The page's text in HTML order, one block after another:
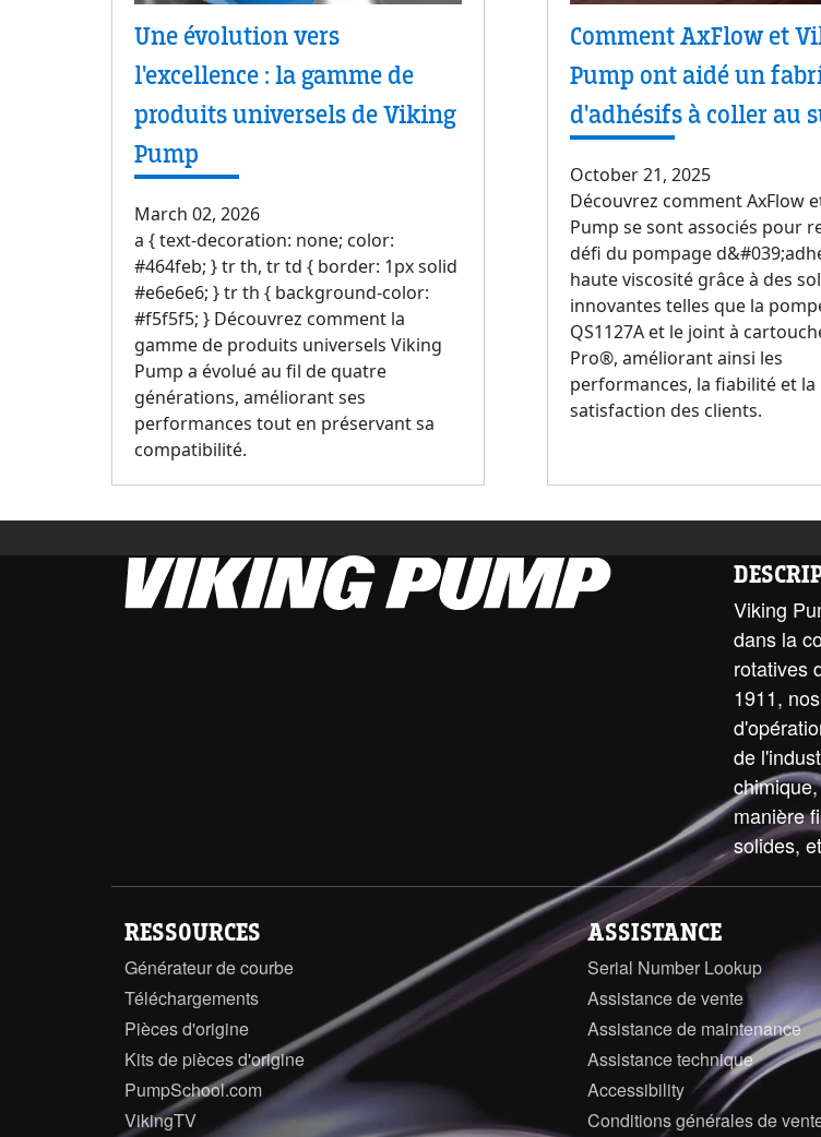
Une évolution vers
l'excellence : la gamme de
produits universels de Viking
Pump
March 02, 2026
a { text-decoration: none; color:
#464feb; } tr th, tr td { border: 1px solid
#e6e6e6; } tr th { background-color:
#f5f5f5; } Découvrez comment la
gamme de produits universels Viking
Pump a évolué au fil de quatre
générations, améliorant ses
performances tout en préservant sa
compatibilité.
Comment AxFlow et
Pump ont aidé un
d'adhésifs à coller au
October 21, 2025
Découvrez comment AxFlow
Pump se sont associés pour
défi du pompage
haute viscosité grâce à des
innovantes telles que la
QS1127A et le joint à
Pro®, améliorant ainsi les
performances, la fiabilité et la
satisfaction des clients.
Viking
dans la
rotatives
1911,
de
manière
solides,
RESSOURCES
Générateur de courbe
Téléchargements
Pièces d'origine
Kits de pièces d'origine
PumpSchool.com
VikingTV
ASSISTANCE
Serial Number Lookup
Assistance de vente
Assistance de maintenance
Assistance technique
Accessibility
Conditions générales de